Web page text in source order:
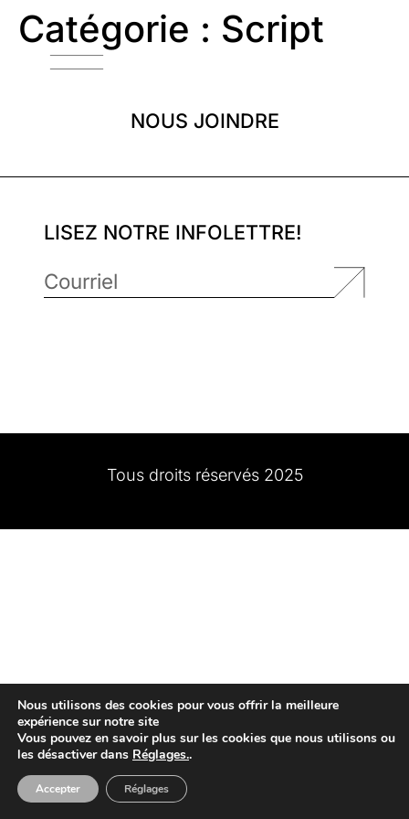
Catégorie : Script
NOUS JOINDRE
LISEZ NOTRE INFOLETTRE!
Tous droits réservés 2025
Nous utilisons des cookies pour vous offrir la meilleure
expérience sur notre site
Vous pouvez en savoir plus sur les cookies que nous utilisons ou
les désactiver dans Réglages..
Accepter Réglages